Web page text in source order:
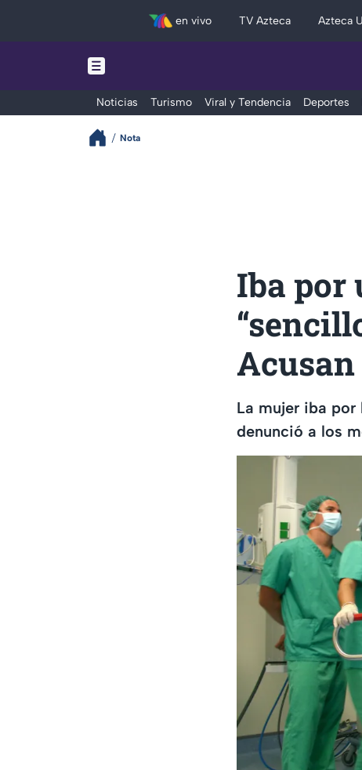
en vivo TV Azteca Azteca
Noticias Turismo Viral y Tendencia Deportes
Nota
Iba por
La mujer iba
denunció a los